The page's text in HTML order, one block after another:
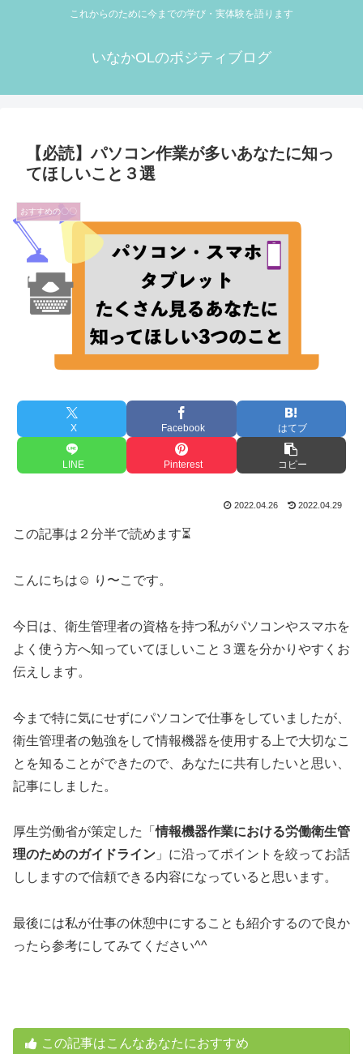
これからのために今までの学び・実体験を語ります
いなかOLのポジティブログ
【必読】パソコン作業が多いあなたに知っ
てほしいこと３選
おすすめの〇〇
X Facebook はてブ
LINE Pinterest コピー
2022.04.26 2022.04.29
この記事は２分半で読めます⏳
こんにちは☺︎ り〜こです。
今日は、衛生管理者の資格を持つ私がパソコンやスマホを
よく使う方へ知っていてほしいこと３選を分かりやすくお
伝えします。
今まで特に気にせずにパソコンで仕事をしていましたが、
衛生管理者の勉強をして情報機器を使用する上で大切なこ
とを知ることができたので、あなたに共有したいと思い、
記事にしました。
厚生労働省が策定した「情報機器作業における労働衛生管
理のためのガイドライン 」に沿ってポイントを絞ってお話
ししますので信頼できる内容になっていると思います。
最後には私が仕事の休憩中にすることも紹介するので良か
ったら参考にしてみてください^^
この記事はこんなあなたにおすすめ